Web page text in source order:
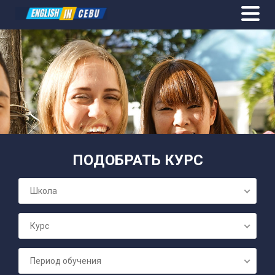
СЕМЕЙНЫЕ
ПОДОБРАТЬ КУРС
Школа
Курс
Период обучения